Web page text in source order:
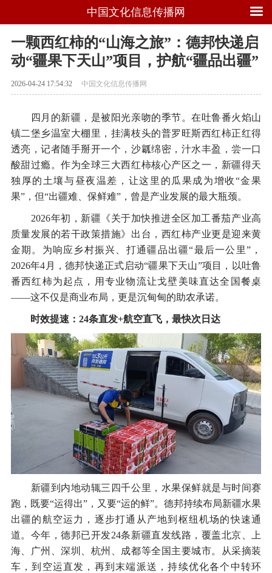
中国文化信息传播网
一颗西红柿的“山海之旅”：德邦快递启
动“疆果下天山”项目，护航“疆品出疆”
2026-04-24 17:54:32 中国文化信息传播网
四月的新疆，是被阳光亲吻的季节。在吐鲁番火焰山
镇二堡乡温室大棚里，挂满枝头的普罗旺斯西红柿正红得
透亮，记者随手掰开一个，沙瓤绵密，汁水丰盈，尝一口
酸甜过瘾。作为全球三大西红柿核心产区之一，新疆得天
独厚的土壤与昼夜温差，让这里的瓜果成为增收“金果
果”，但“出疆难、保鲜难”，曾是产业发展的最大瓶颈。
2026年初，新疆《关于加快推进全区加工番茄产业高
质量发展的若干政策措施》出台，西红柿产业更是迎来黄
金期。为响应乡村振兴、打通疆品出疆“最后一公里”，
2026年4月，德邦快递正式启动“疆果下天山”项目，以吐鲁
番西红柿为起点，用专业物流让戈壁美味直达全国餐桌
——这不仅是商业布局，更是沉甸甸的助农承诺。
时效提速：24条直发+航空直飞，最快次日达
新疆到内地动辄三四千公里，水果保鲜就是与时间赛
跑，既要“运得出”，又要“运的鲜”。德邦持续布局新疆水果
出疆的航空运力，逐步打通从产地到枢纽机场的快速通
道。今年，德邦已开发24条新疆直发线路，覆盖北京、上
海、广州、深圳、杭州、成都等全国主要城市。从采摘装
车，到空运直发，再到末端派送，持续优化各个中转环